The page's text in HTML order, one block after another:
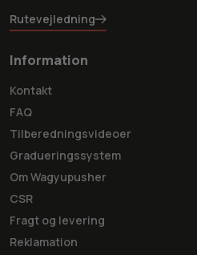
Rutevejledning
Information
Kontakt
FAQ
Tilberedningsvideoer
Gradueringssystem
Om Wagyupusher
CSR
Fragt og levering
Reklamation